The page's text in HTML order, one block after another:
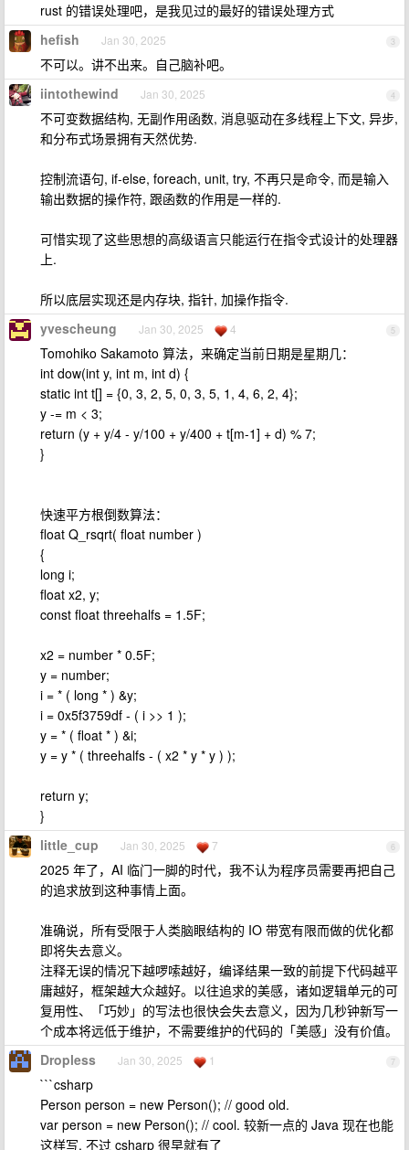
rust 的错误处理吧，是我见过的最好的错误处理方式
3
hefish Jan 30, 2025
不可以。讲不出来。自己脑补吧。
4
iintothewind Jan 30, 2025
不可变数据结构, 无副作用函数, 消息驱动在多线程上下文, 异步,
和分布式场景拥有天然优势.
控制流语句, if-else, foreach, unit, try, 不再只是命令, 而是输入
输出数据的操作符, 跟函数的作用是一样的.
可惜实现了这些思想的高级语言只能运行在指令式设计的处理器
上.
所以底层实现还是内存块, 指针, 加操作指令.
5
yvescheung Jan 30, 2025 4
Tomohiko Sakamoto 算法，来确定当前日期是星期几：
int dow(int y, int m, int d) {
static int t[] = {0, 3, 2, 5, 0, 3, 5, 1, 4, 6, 2, 4};
y -= m < 3;
return (y + y/4 - y/100 + y/400 + t[m-1] + d) % 7;
}
快速平方根倒数算法：
float Q_rsqrt( float number )
{
long i;
float x2, y;
const float threehalfs = 1.5F;
x2 = number * 0.5F;
y = number;
i = * ( long * ) &y;
i = 0x5f3759df - ( i >> 1 );
y = * ( float * ) &i;
y = y * ( threehalfs - ( x2 * y * y ) );
return y;
}
6
little_cup Jan 30, 2025 7
2025 年了，AI 临门一脚的时代，我不认为程序员需要再把自己
的追求放到这种事情上面。
准确说，所有受限于人类脑眼结构的 IO 带宽有限而做的优化都
即将失去意义。
注释无误的情况下越啰嗦越好，编译结果一致的前提下代码越平
庸越好，框架越大众越好。以往追求的美感，诸如逻辑单元的可
复用性、「巧妙」的写法也很快会失去意义，因为几秒钟新写一
个成本将远低于维护，不需要维护的代码的「美感」没有价值。
7
Dropless Jan 30, 2025 1
```csharp
Person person = new Person(); // good old.
var person = new Person(); // cool. 较新一点的 Java 现在也能
这样写, 不过 csharp 很早就有了